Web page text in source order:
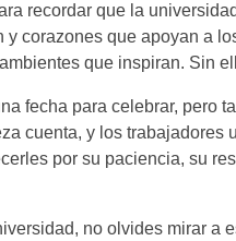
recordar que la
y corazones que apoyan a
que inspiran. Sin
fecha para celebrar, pero
cuenta, y los
por su paciencia, su
no olvides mirar a